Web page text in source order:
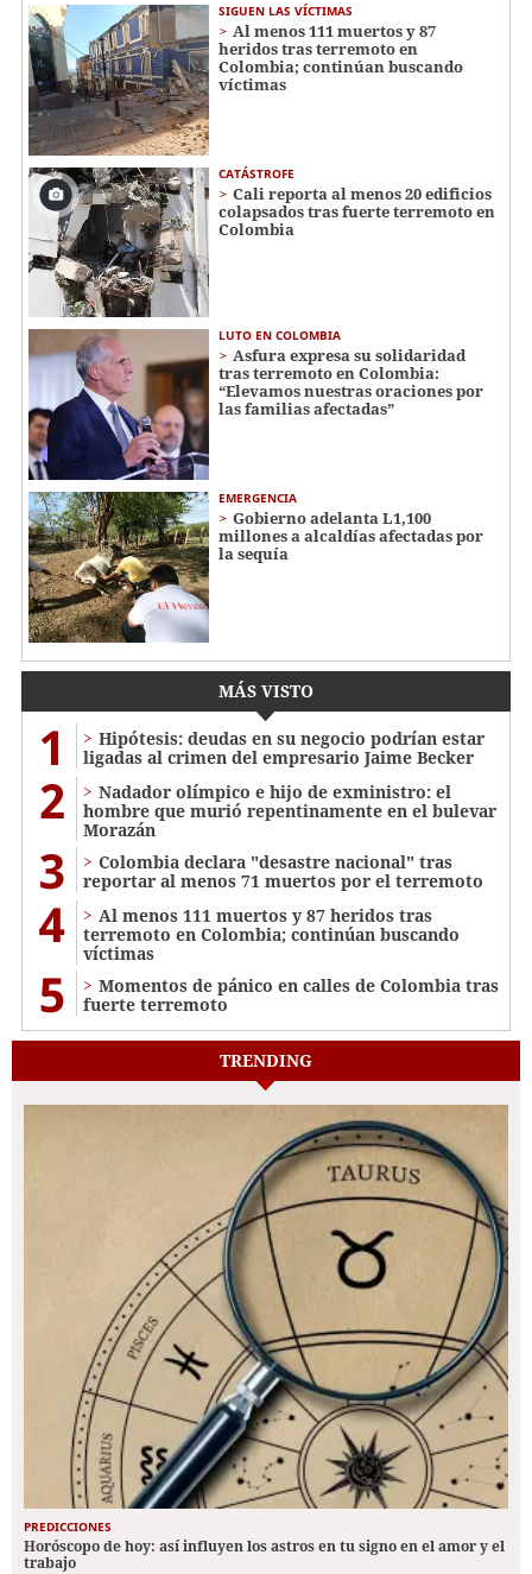
SIGUEN LAS VÍCTIMAS
Al menos 111 muertos y 87
heridos tras terremoto en
Colombia; continúan buscando
víctimas
CATÁSTROFE
Cali reporta al menos 20 edificios
colapsados tras fuerte terremoto en
Colombia
LUTO EN COLOMBIA
Asfura expresa su solidaridad
tras terremoto en Colombia:
“Elevamos nuestras oraciones por
las familias afectadas”
EMERGENCIA
Gobierno adelanta L1,100
millones a alcaldías afectadas por
la sequía
MÁS VISTO
1
Hipótesis: deudas en su negocio podrían estar
ligadas al crimen del empresario Jaime Becker
2
Nadador olímpico e hijo de exministro: el
hombre que murió repentinamente en el bulevar
Morazán
3
Colombia declara "desastre nacional" tras
reportar al menos 71 muertos por el terremoto
4
Al menos 111 muertos y 87 heridos tras
terremoto en Colombia; continúan buscando
víctimas
5
Momentos de pánico en calles de Colombia tras
fuerte terremoto
TRENDING
PREDICCIONES
Horóscopo de hoy: así influyen los astros en tu signo en el amor y el
trabajo